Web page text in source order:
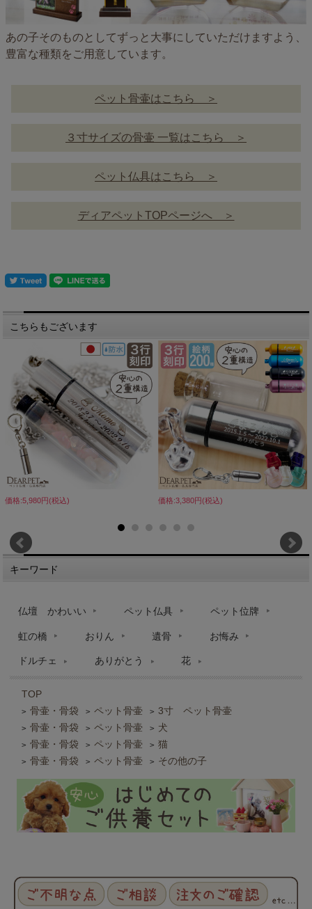
あの子そのものとしてずっと大事にしていただけますよう、
豊富な種類をご用意しています。
ペット骨壷はこちら ＞
３寸サイズの骨壷 一覧はこちら ＞
ペット仏具はこちら ＞
ディアペットTOPページへ ＞
こちらもございます
価格:5,980円(税込) 価格:3,380円(税込)
キーワード
仏壇 かわいい ペット仏具 ペット位牌
虹の橋 おりん 遺骨 お悔み
ドルチェ ありがとう 花
TOP
> 骨壷・骨袋 > ペット骨壷 > 3寸 ペット骨壷
> 骨壷・骨袋 > ペット骨壷 > 犬
> 骨壷・骨袋 > ペット骨壷 > 猫
> 骨壷・骨袋 > ペット骨壷 > その他の子